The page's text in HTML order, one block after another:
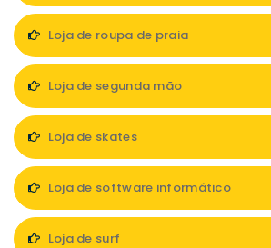
Loja de roupa de praia
Loja de segunda mão
Loja de skates
Loja de software informático
Loja de surf